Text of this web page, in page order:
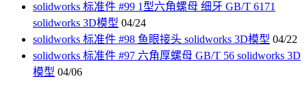
solidworks 标准件 #99 1型六角螺母 细牙 GB/T 6171
solidworks 3D模型 04/24
solidworks 标准件 #98 鱼眼接头 solidworks 3D模型 04/22
solidworks 标准件 #97 六角厚螺母 GB/T 56 solidworks 3D
模型 04/06